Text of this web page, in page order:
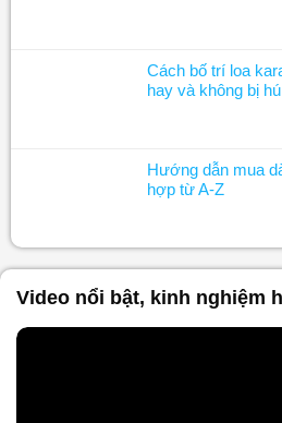
Cách bố trí loa
hay và không bị hú
Hướng dẫn mua
hợp từ A-Z
Video nổi bật, kinh nghiệm